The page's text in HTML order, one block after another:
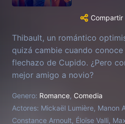
Compartir
Thibault, un romántico
quizá cambie cuando
flechazo de Cupido. ¿Pero
mejor amigo a novio?
Genero: Romance, Comedia
Actores: Mickaël Lumière, Manon
Constance Arnoult, Éloïse Valli,